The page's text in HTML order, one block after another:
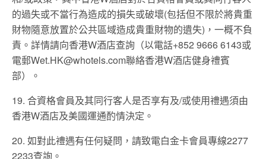
的過失或不當行為造成的損失或破壞(包括但不限於將貴重
財物隨意放置於公共區域造成貴重財物的遺失)，一概不負
責。詳情請向香港W酒店查詢（以電話+852 9666 6143或
電郵Wet.HK@whotels.com聯絡香港W酒店健身禮賓
部）。
19. 合資格會員及其同行客人是否享有及/或使用禮遇須由
香港W酒店及美國運通酌情決定。
20. 如對此禮遇有任何疑問，請致電白金卡會員專線2277
2233查詢。